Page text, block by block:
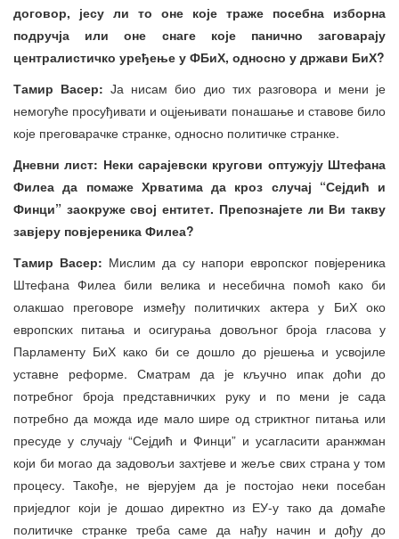
договор, јесу ли то оне које траже посебна изборна
подручја или оне снаге које панично заговарају
централистичко уређење у ФБиХ, односно у држави БиХ?
Тамир Васер:Ја нисам био дио тих разговора и мени је
немогуће просуђивати и оцјењивати понашање и ставове било
које преговарачке странке, односно политичке странке.
Дневни лист: Неки сарајевски кругови оптужују Штефана
Филеа да помаже Хрватима да кроз случај “Сејдић и
Финци” заокруже свој ентитет. Препознајете ли Ви такву
завјеру повјереника Филеа?
Тамир Васер: Мислим да су напори европског повјереника
Штефана Филеа били велика и несебична помоћ како би
олакшао преговоре између политичких актера у БиХ око
европских питања и осигурања довољног броја гласова у
Парламенту БиХ како би се дошло до рјешења и усвојиле
уставне реформе. Сматрам да је кључно ипак доћи до
потребног броја представничких руку и по мени је сада
потребно да можда иде мало шире од стриктног питања или
пресуде у случају “Сејдић и Финци” и усагласити аранжман
који би могао да задовољи захтјеве и жеље свих страна у том
процесу. Такође, не вјерујем да је постојао неки посебан
приједлог који је дошао директно из ЕУ-у тако да домаће
политичке странке треба саме да нађу начин и дођу до